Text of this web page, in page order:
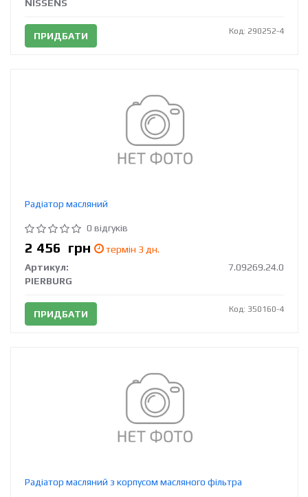
NISSENS
ПРИДБАТИ Код: 290252-4
Радіатор масляний
0 відгуків
2 456 грн
термін 3 дн.
Артикул:
7.09269.24.0
PIERBURG
ПРИДБАТИ Код: 350160-4
Радіатор масляний з корпусом масляного фільтра